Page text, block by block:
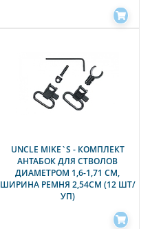
UNCLE MIKE`S - КОМПЛЕКТ
АНТАБОК ДЛЯ СТВОЛОВ
ДИАМЕТРОМ 1,6-1,71 СМ,
ШИРИНА РЕМНЯ 2,54СМ (12 ШТ/
УП)